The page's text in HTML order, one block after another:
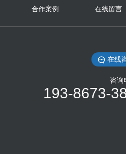
合作案例 在线留言
在线
咨询
193-8673-